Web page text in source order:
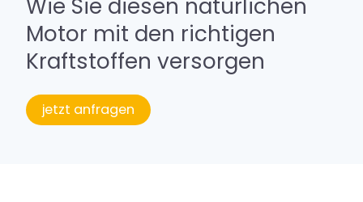
Service
Buchung
Karriere
Wie Sie diesen natürlichen
Motor mit den richtigen
Kraftstoffen versorgen
jetzt anfragen